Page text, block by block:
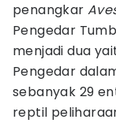
penangkar
Pengedar
menjadi dua
Pengedar
sebanyak 29
reptil